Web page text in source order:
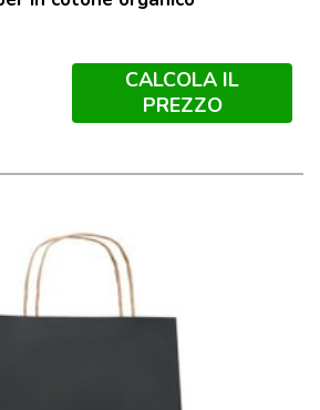
CALCOLA IL
PREZZO